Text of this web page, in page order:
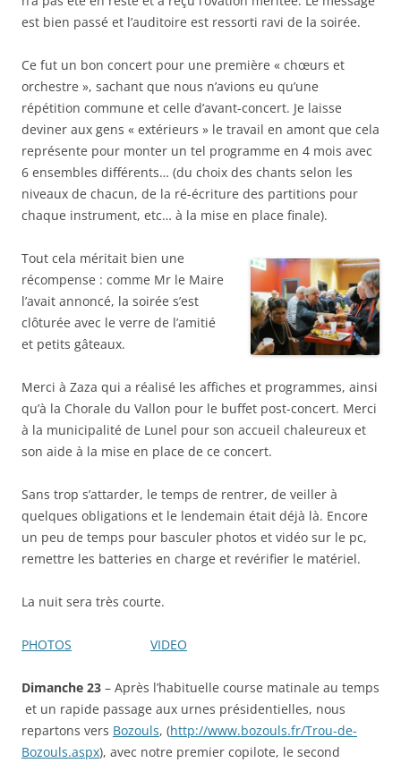
est bien passé et l’auditoire est ressorti ravi de la soirée.
Ce fut un bon concert pour une première « chœurs et
orchestre », sachant que nous n’avions eu qu’une
répétition commune et celle d’avant-concert. Je laisse
deviner aux gens « extérieurs » le travail en amont que cela
représente pour monter un tel programme en 4 mois avec
6 ensembles différents… (du choix des chants selon les
niveaux de chacun, de la ré-écriture des partitions pour
chaque instrument, etc… à la mise en place finale).
Tout cela méritait bien une
récompense : comme Mr le Maire
l’avait annoncé, la soirée s’est
clôturée avec le verre de l’amitié
et petits gâteaux.
Merci à Zaza qui a réalisé les affiches et programmes, ainsi
qu’à la Chorale du Vallon pour le buffet post-concert. Merci
à la municipalité de Lunel pour son accueil chaleureux et
son aide à la mise en place de ce concert.
Sans trop s’attarder, le temps de rentrer, de veiller à
quelques obligations et le lendemain était déjà là. Encore
un peu de temps pour basculer photos et vidéo sur le pc,
remettre les batteries en charge et revérifier le matériel.
La nuit sera très courte.
PHOTOS VIDEO
Dimanche 23 – Après l’habituelle course matinale au temps
et un rapide passage aux urnes présidentielles, nous
repartons vers Bozouls, (http://www.bozouls.fr/Trou-de-
Bozouls.aspx), avec notre premier copilote, le second